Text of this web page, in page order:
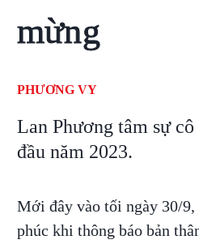
mừng
PHƯƠNG VY
Lan Phương tâm sự
đầu năm 2023.
Mới đây vào tối ngày 30/9,
phúc khi thông báo bản